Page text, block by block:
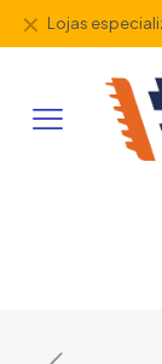
Lojas
✕